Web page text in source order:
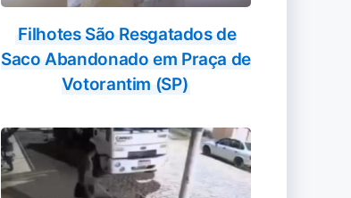
Filhotes São Resgatados de
Saco Abandonado em Praça de
Votorantim (SP)